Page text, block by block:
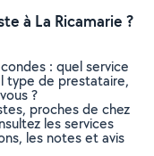
à La Ricamarie ?
: quel service
type de prestataire,
?
proches de chez
les services
les notes et avis